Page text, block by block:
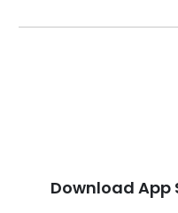
Download App